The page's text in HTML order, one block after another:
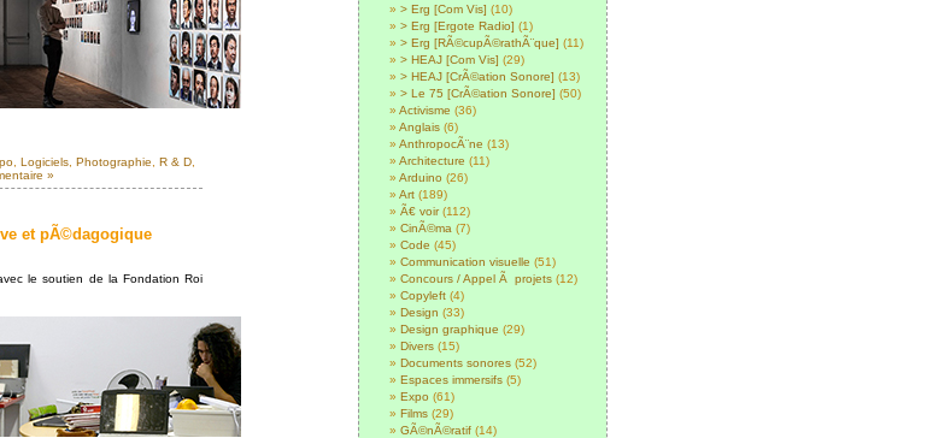
> Erg [Com Vis] (10)
> Erg [Ergote Radio] (1)
> Erg [RÃ©cupÃ©rathÃ¨que] (11)
> HEAJ [Com Vis] (29)
> HEAJ [CrÃ©ation Sonore] (13)
> Le 75 [CrÃ©ation Sonore] (50)
Activisme (36)
Anglais (6)
AnthropocÃ¨ne (13)
Architecture (11)
Arduino (26)
Art (189)
Ã€ voir(112)
CinÃ©ma (7)
Code (45)
Communication visuelle (51)
Concours / Appel Ã projets (12)
Copyleft (4)
Design (33)
Design graphique (29)
Divers (15)
Documents sonores (52)
Espaces immersifs (5)
Expo (61)
Films (29)
GÃ©nÃ©ratif (14)
Logiciels Photographie R & D
»
et pÃ©dagogique
le soutien de la Fondation Roi